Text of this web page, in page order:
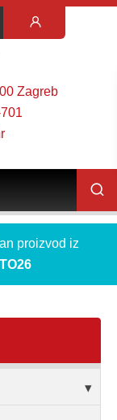
Zagreb
proizvod iz